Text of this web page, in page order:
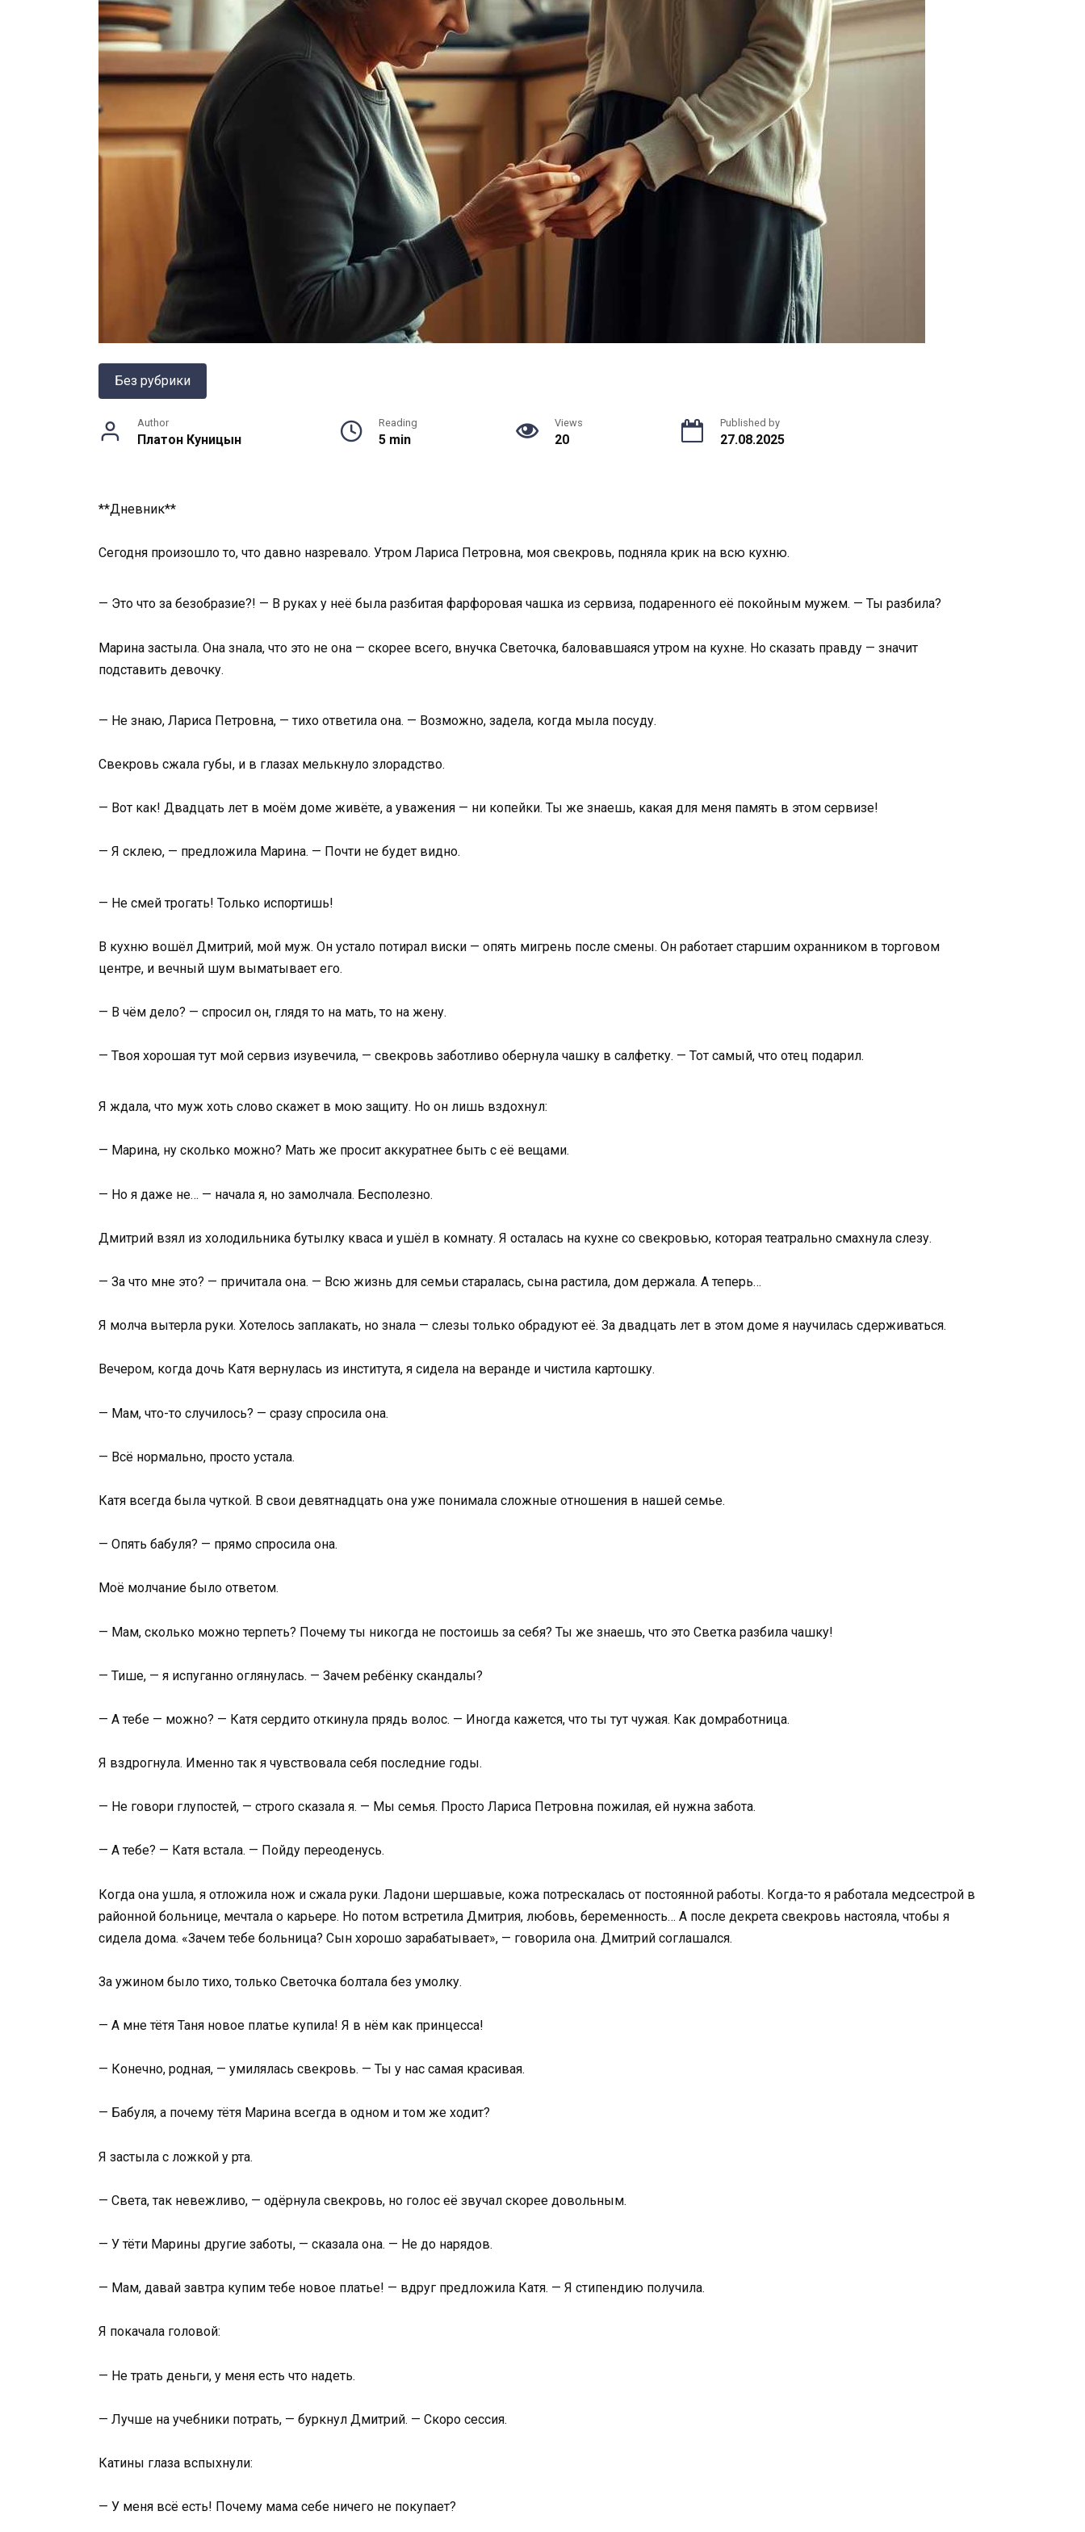
Без рубрики
Author
Платон Куницын
Reading
5 min
Views
20
Published by
27.08.2025
**Дневник**
Сегодня произошло то, что давно назревало. Утром Лариса Петровна, моя свекровь, подняла крик на всю кухню.
— Это что за безобразие?! — В руках у неё была разбитая фарфоровая чашка из сервиза, подаренного её покойным мужем. — Ты разбила?
Марина застыла. Она знала, что это не она — скорее всего, внучка Светочка, баловавшаяся утром на кухне. Но сказать правду — значит
подставить девочку.
— Не знаю, Лариса Петровна, — тихо ответила она. — Возможно, задела, когда мыла посуду.
Свекровь сжала губы, и в глазах мелькнуло злорадство.
— Вот как! Двадцать лет в моём доме живёте, а уважения — ни копейки. Ты же знаешь, какая для меня память в этом сервизе!
— Я склею, — предложила Марина. — Почти не будет видно.
— Не смей трогать! Только испортишь!
В кухню вошёл Дмитрий, мой муж. Он устало потирал виски — опять мигрень после смены. Он работает старшим охранником в торговом
центре, и вечный шум выматывает его.
— В чём дело? — спросил он, глядя то на мать, то на жену.
— Твоя хорошая тут мой сервиз изувечила, — свекровь заботливо обернула чашку в салфетку. — Тот самый, что отец подарил.
Я ждала, что муж хоть слово скажет в мою защиту. Но он лишь вздохнул:
— Марина, ну сколько можно? Мать же просит аккуратнее быть с её вещами.
— Но я даже не… — начала я, но замолчала. Бесполезно.
Дмитрий взял из холодильника бутылку кваса и ушёл в комнату. Я осталась на кухне со свекровью, которая театрально смахнула слезу.
— За что мне это? — причитала она. — Всю жизнь для семьи старалась, сына растила, дом держала. А теперь…
Я молча вытерла руки. Хотелось заплакать, но знала — слезы только обрадуют её. За двадцать лет в этом доме я научилась сдерживаться.
Вечером, когда дочь Катя вернулась из института, я сидела на веранде и чистила картошку.
— Мам, что-то случилось? — сразу спросила она.
— Всё нормально, просто устала.
Катя всегда была чуткой. В свои девятнадцать она уже понимала сложные отношения в нашей семье.
— Опять бабуля? — прямо спросила она.
Моё молчание было ответом.
— Мам, сколько можно терпеть? Почему ты никогда не постоишь за себя? Ты же знаешь, что это Светка разбила чашку!
— Тише, — я испуганно оглянулась. — Зачем ребёнку скандалы?
— А тебе — можно? — Катя сердито откинула прядь волос. — Иногда кажется, что ты тут чужая. Как домработница.
Я вздрогнула. Именно так я чувствовала себя последние годы.
— Не говори глупостей, — строго сказала я. — Мы семья. Просто Лариса Петровна пожилая, ей нужна забота.
— А тебе? — Катя встала. — Пойду переоденусь.
Когда она ушла, я отложила нож и сжала руки. Ладони шершавые, кожа потрескалась от постоянной работы. Когда-то я работала медсестрой в
районной больнице, мечтала о карьере. Но потом встретила Дмитрия, любовь, беременность… А после декрета свекровь настояла, чтобы я
сидела дома. «Зачем тебе больница? Сын хорошо зарабатывает», — говорила она. Дмитрий соглашался.
За ужином было тихо, только Светочка болтала без умолку.
— А мне тётя Таня новое платье купила! Я в нём как принцесса!
— Конечно, родная, — умилялась свекровь. — Ты у нас самая красивая.
— Бабуля, а почему тётя Марина всегда в одном и том же ходит?
Я застыла с ложкой у рта.
— Света, так невежливо, — одёрнула свекровь, но голос её звучал скорее довольным.
— У тёти Марины другие заботы, — сказала она. — Не до нарядов.
— Мам, давай завтра купим тебе новое платье! — вдруг предложила Катя. — Я стипендию получила.
Я покачала головой:
— Не трать деньги, у меня есть что надеть.
— Лучше на учебники потрать, — буркнул Дмитрий. — Скоро сессия.
Катины глаза вспыхнули:
— У меня всё есть! Почему мама себе ничего не покупает?